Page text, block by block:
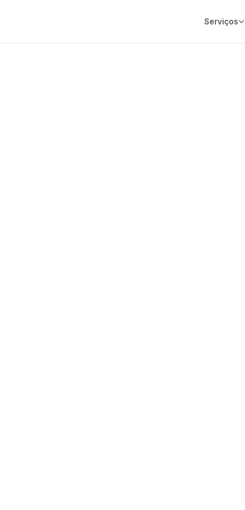
Serviços